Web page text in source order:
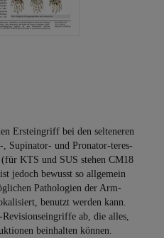
Ersteingriff bei den selteneren
Supinator- und Pronator-teres-
KTS und SUS stehen CM18
jedoch bewusst so allgemein
Pathologien der Arm-
benutzt werden kann.
ab, die alles,
beinhalten können.